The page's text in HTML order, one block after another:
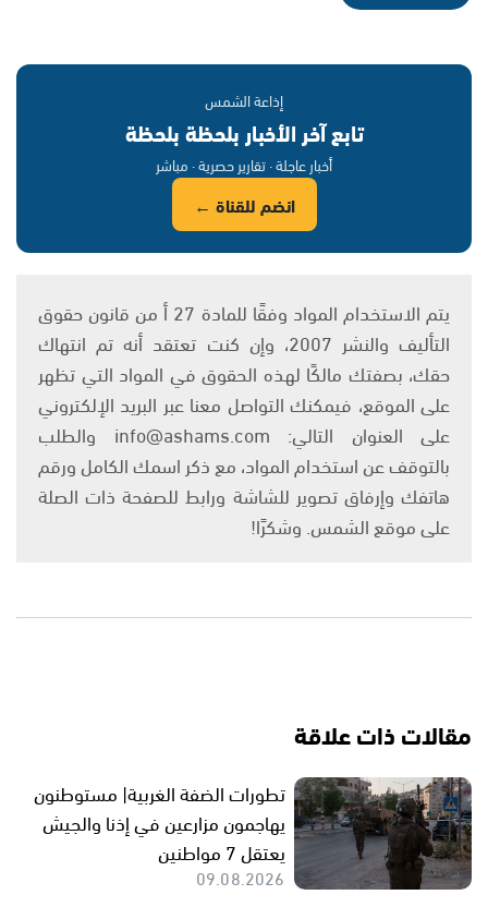
إذاعة الشمس
تابع آخر الأخبار بلحظة بلحظة
أخبار عاجلة · تقارير حصرية · مباشر
انضم للقناة ←
يتم الاستخدام المواد وفقًا للمادة 27 أ من قانون حقوق
التأليف والنشر 2007، وإن كنت تعتقد أنه تم انتهاك
حقك، بصفتك مالكًا لهذه الحقوق في المواد التي تظهر
على الموقع، فيمكنك التواصل معنا عبر البريد الإلكتروني
على العنوان التالي: info@ashams.com والطلب
بالتوقف عن استخدام المواد، مع ذكر اسمك الكامل ورقم
هاتفك وإرفاق تصوير للشاشة ورابط للصفحة ذات الصلة
على موقع الشمس. وشكرًا!
مقالات ذات علاقة
تطورات الضفة الغربية| مستوطنون
يهاجمون مزارعين في إذنا والجيش
يعتقل 7 مواطنين
09.08.2026